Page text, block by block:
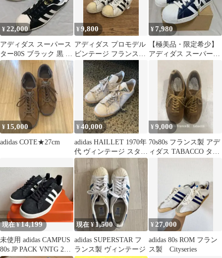
¥22,000
アディダス スーパース
ター80S ブラック 黒 ホ
ワイト白 adidas 265
¥9,800
アディダス プロモデル
ビンテージ フランス製
adidas pro model
¥7,980
【極美品・限定希少】
アディダス スーパース
¥ 15,000
adidas COTE★27cm
¥40,000
adidas HAILLET 1970年
代 ヴィンテージ スタン
スミス
¥9,000
70s80s フランス製 アデ
ィダス TABACCO タバ
現在 ¥14,199
未使用 adidas CAMPUS
80s JP PACK VNTG 26.0
現在 ¥1,500
adidas SUPERSTAR フ
ランス製 ヴィンテージ
¥27,000
adidas 80s ROM フラン
ス製 Cityseries